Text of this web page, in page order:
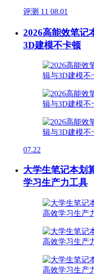
评测 11 08.01
2026高能效笔记
3D建模不卡顿
07.22
大学生笔记本划
学习生产力工具